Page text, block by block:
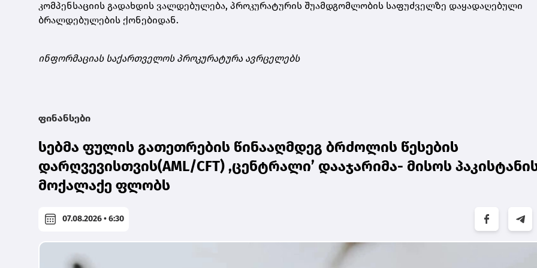
კომპენსაციის გადახდის ვალდებულება, პროკურატურის შუამდგომლობის საფუძველზე დაყადაღებული
ბრალდებულების ქონებიდან.
ინფორმაციას საქართველოს პროკურატურა ავრცელებს
ფინანსები
სებმა ფულის გათეთრების წინააღმდეგ ბრძოლის წესების
დარღვევისთვის(AML/CFT) ,ცენტრალი’ დააჯარიმა- მისოს
მოქალაქე ფლობს
07.08.2026 • 6:30